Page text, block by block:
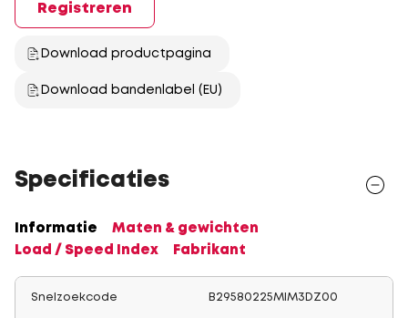
Registreren
Download productpagina
Download bandenlabel (EU)
Specificaties
Informatie
Maten & gewichten
Load / Speed Index
Fabrikant
Snelzoekcode B29580225MIM3DZ00